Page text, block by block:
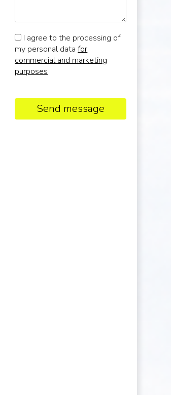
I agree to the processing of
my personal datafor
commercial and marketing
purposes
Send message